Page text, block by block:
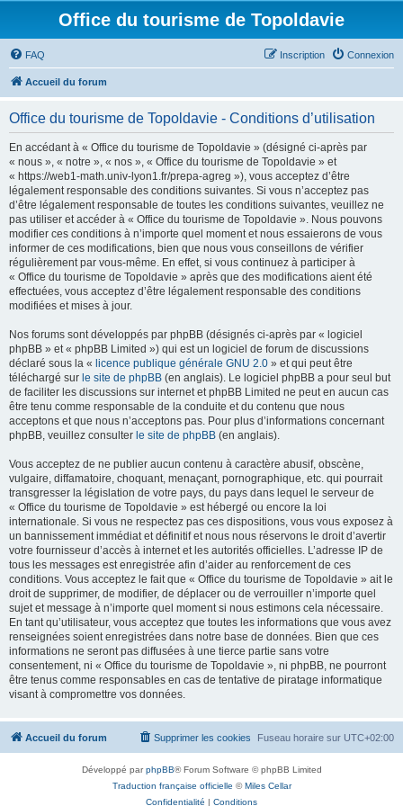
Office du tourisme de Topoldavie
FAQ Connexion
Inscription
Accueil du forum
Office du tourisme de Topoldavie - Conditions d’utilisation
En accédant à « Office du tourisme de Topoldavie » (désigné ci-après par
« nous », « notre », « nos », « Office du tourisme de Topoldavie » et
« https://web1-math.univ-lyon1.fr/prepa-agreg »), vous acceptez d’être
légalement responsable des conditions suivantes. Si vous n’acceptez pas
d’être légalement responsable de toutes les conditions suivantes, veuillez ne
pas utiliser et accéder à « Office du tourisme de Topoldavie ». Nous pouvons
modifier ces conditions à n’importe quel moment et nous essaierons de vous
informer de ces modifications, bien que nous vous conseillons de vérifier
régulièrement par vous-même. En effet, si vous continuez à participer à
« Office du tourisme de Topoldavie » après que des modifications aient été
effectuées, vous acceptez d’être légalement responsable des conditions
modifiées et mises à jour.
Nos forums sont développés par phpBB (désignés ci-après par « logiciel
phpBB » et « phpBB Limited ») qui est un logiciel de forum de discussions
déclaré sous la « licence publique générale GNU 2.0 » et qui peut être
téléchargé sur le site de phpBB (en anglais). Le logiciel phpBB a pour seul but
de faciliter les discussions sur internet et phpBB Limited ne peut en aucun cas
être tenu comme responsable de la conduite et du contenu que nous
acceptons et que nous n’acceptons pas. Pour plus d’informations concernant
phpBB, veuillez consulter le site de phpBB (en anglais).
Vous acceptez de ne publier aucun contenu à caractère abusif, obscène,
vulgaire, diffamatoire, choquant, menaçant, pornographique, etc. qui pourrait
transgresser la législation de votre pays, du pays dans lequel le serveur de
« Office du tourisme de Topoldavie » est hébergé ou encore la loi
internationale. Si vous ne respectez pas ces dispositions, vous vous exposez à
un bannissement immédiat et définitif et nous nous réservons le droit d’avertir
votre fournisseur d’accès à internet et les autorités officielles. L’adresse IP de
tous les messages est enregistrée afin d’aider au renforcement de ces
conditions. Vous acceptez le fait que « Office du tourisme de Topoldavie » ait le
droit de supprimer, de modifier, de déplacer ou de verrouiller n’importe quel
sujet et message à n’importe quel moment si nous estimons cela nécessaire.
En tant qu’utilisateur, vous acceptez que toutes les informations que vous avez
renseignées soient enregistrées dans notre base de données. Bien que ces
informations ne seront pas diffusées à une tierce partie sans votre
consentement, ni « Office du tourisme de Topoldavie », ni phpBB, ne pourront
être tenus comme responsables en cas de tentative de piratage informatique
visant à compromettre vos données.
Accueil du forum Fuseau horaire sur UTC+02:00
Supprimer les cookies
Développé parphpBB® Forum Software © phpBB Limited
Traduction française officielle ©Miles Cellar
Confidentialité | Conditions